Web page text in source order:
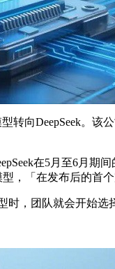
转向DeepSeek。
在5月至6月期
，「在发布后的首
时，团队就会开始